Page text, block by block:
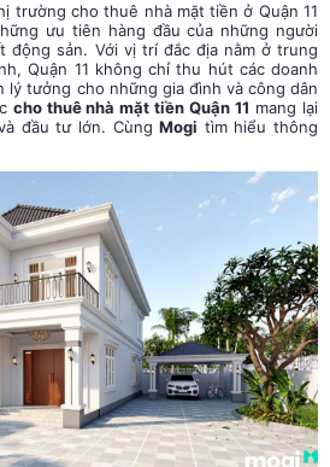
trường cho thuê nhà mặt tiền ở Quận 11
ưu tiên hàng đầu của những người
động sản. Với vị trí đắc địa nằm ở trung
Quận 11 không chỉ thu hút các doanh
lý tưởng cho những gia đình và công dân
cho thuê nhà mặt tiền Quận 11 mang lại
đầu tư lớn. CùngMogi tìm hiểu thông